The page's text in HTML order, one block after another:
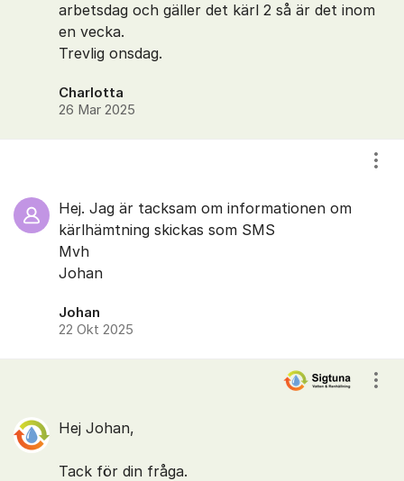
arbetsdag och gäller det kärl 2 så är det inom
en vecka.
Trevlig onsdag.
Charlotta
26 Mar 2025
Hej. Jag är tacksam om informationen om
kärlhämtning skickas som SMS
Mvh
Johan
Johan
22 Okt 2025
Hej Johan,
Tack för din fråga.